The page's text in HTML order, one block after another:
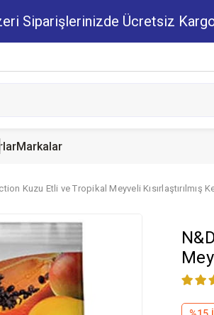
Siparişlerinizde Ücretsiz
Maması
Mamaları
Markalar
Kuzu Etli ve Tropikal Meyveli Kısırlaştırılmış